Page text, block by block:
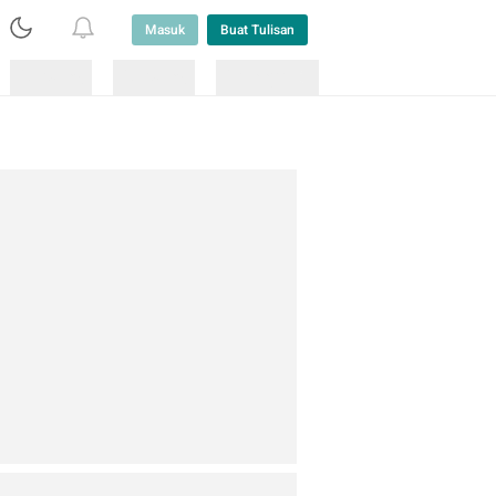
Masuk Buat Tulisan